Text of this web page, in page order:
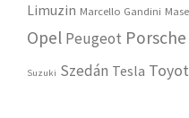
Limuzin Marcello Gandini
Opel Peugeot Porsche
Suzuki Szedán Tesla